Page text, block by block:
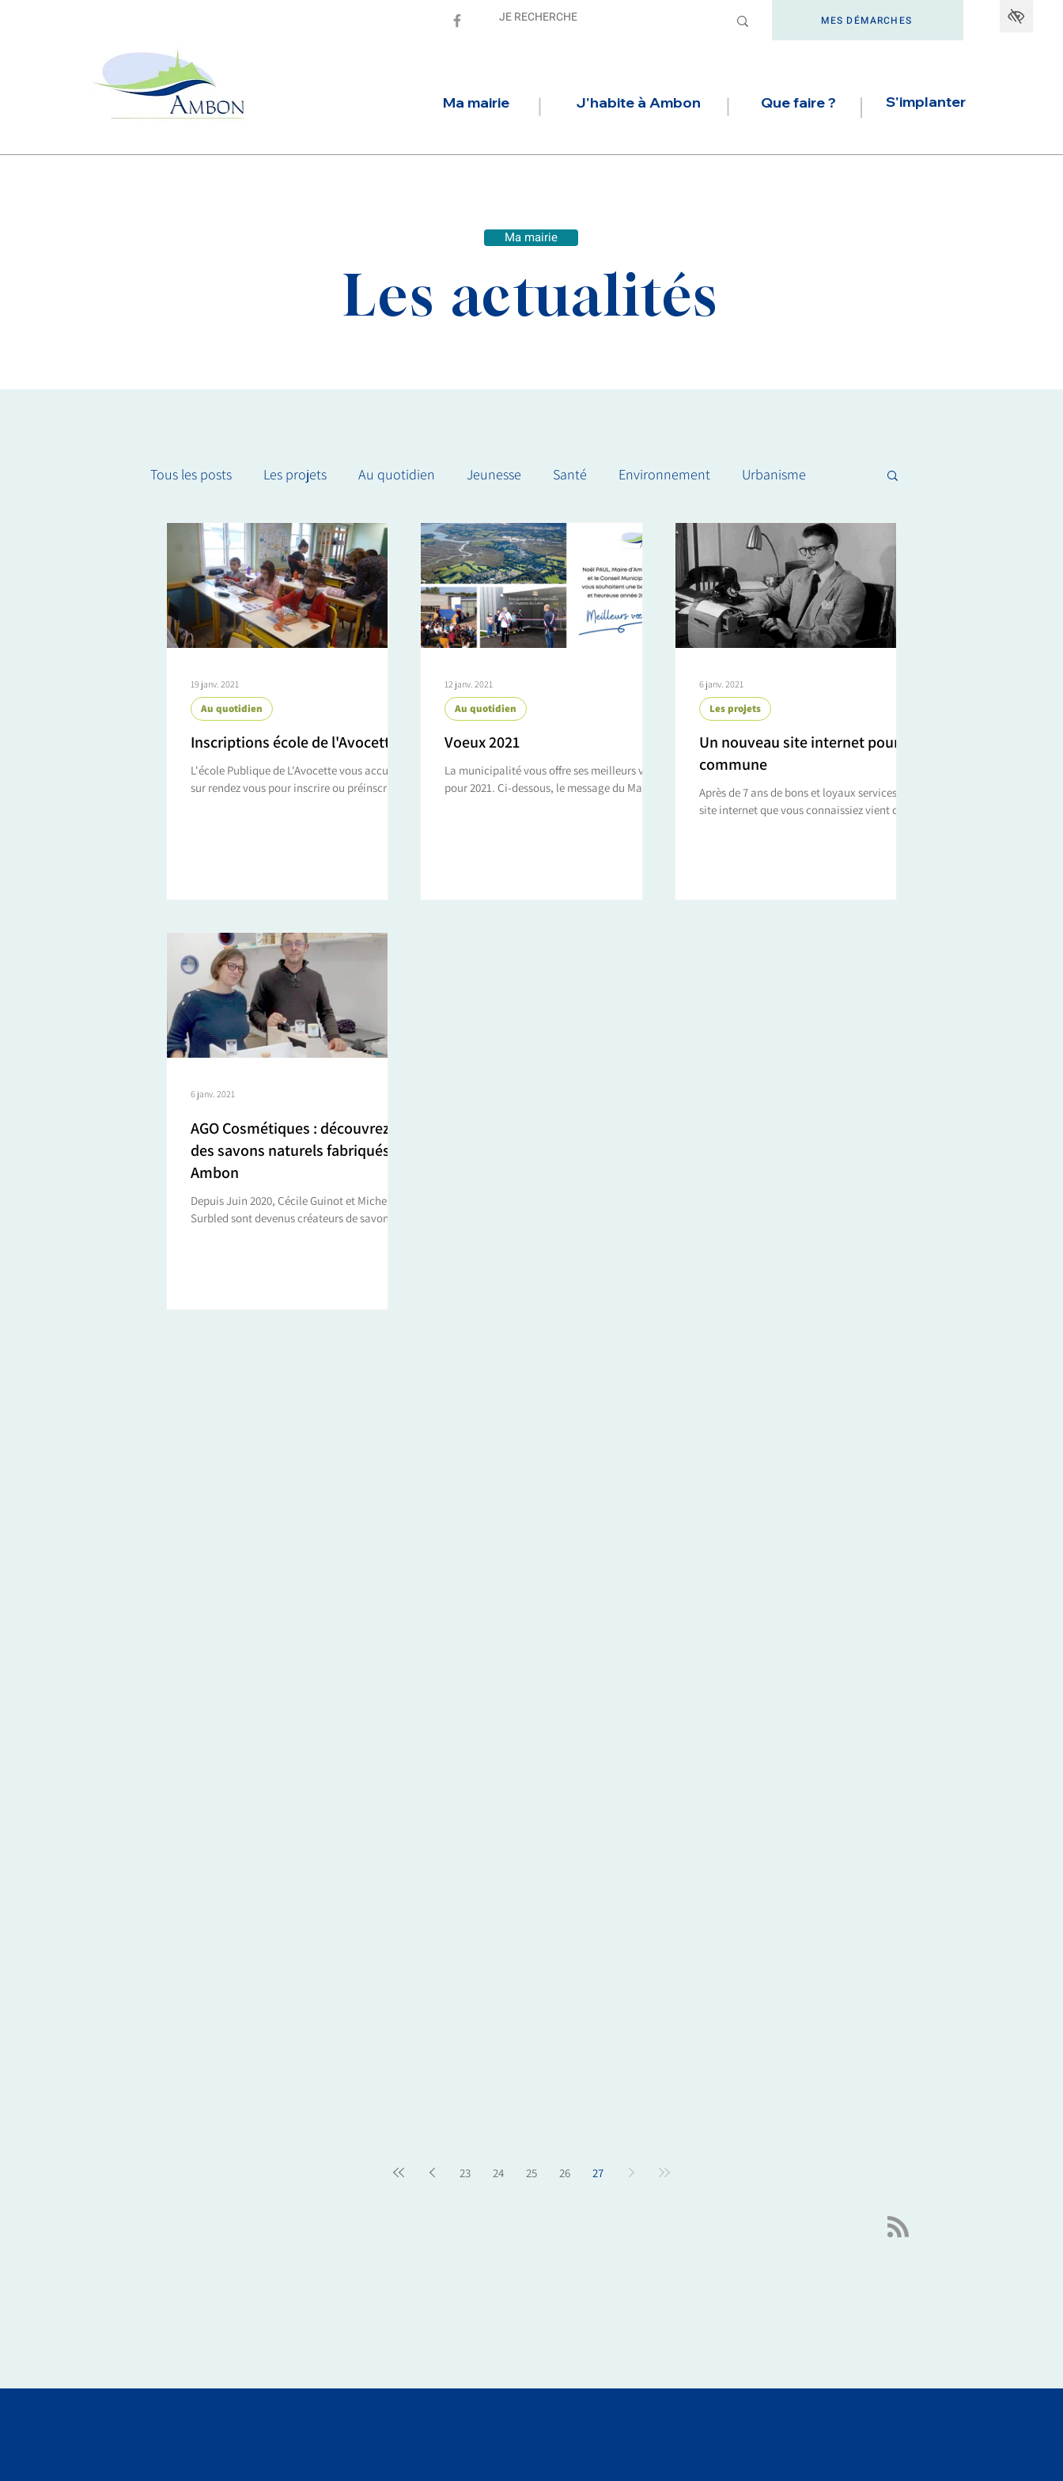
MES DÉMARCHES
Ma mairie J'habite à Ambon Que faire ? S'implanter
Ma mairie
Les actualités
Tous les posts Les projets Au quotidien Jeunesse Santé Environnement Urbanisme
Culture et événements
Inscriptions école de l'Avocette
L'école Publique de L'Avocette vous accueille
sur rendez vous pour inscrire ou préinscrire
Au quotidien
19 janv. 2021
Voeux 2021
La municipalité vous offre ses meilleurs vœux
pour 2021. Ci-dessous, le message du Maire,
Au quotidien
12 janv. 2021
Un nouveau site internet pour la
commune
Après de 7 ans de bons et loyaux services, le
site internet que vous connaissiez vient de
Les projets
6 janv. 2021
AGO Cosmétiques : découvrez
des savons naturels fabriqués à
Ambon
Depuis Juin 2020, Cécile Guinot et Michel
Surbled sont devenus créateurs de savons
6 janv. 2021
23 24 25 26 27